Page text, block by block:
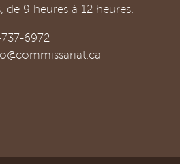
de 9 heures à 12 heures.
6972